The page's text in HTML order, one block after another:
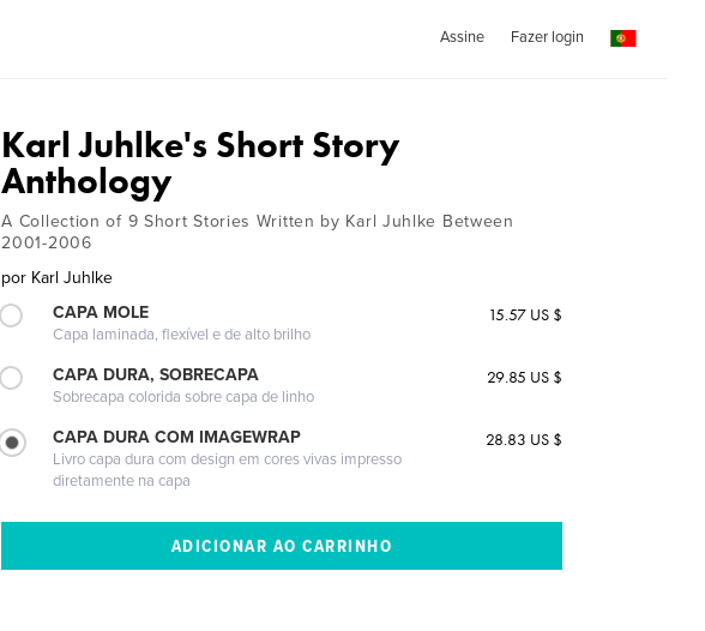
Assine Fazer login
Karl Juhlke's Short Story
Anthology
A Collection of 9 Short Stories Written by Karl Juhlke Between
2001-2006
por Karl Juhlke
CAPA MOLE
Capa laminada, flexível e de alto brilho
15.57 US $
CAPA DURA, SOBRECAPA
Sobrecapa colorida sobre capa de linho
29.85 US $
CAPA DURA COM IMAGEWRAP
Livro capa dura com design em cores vivas impresso
diretamente na capa
28.83 US $